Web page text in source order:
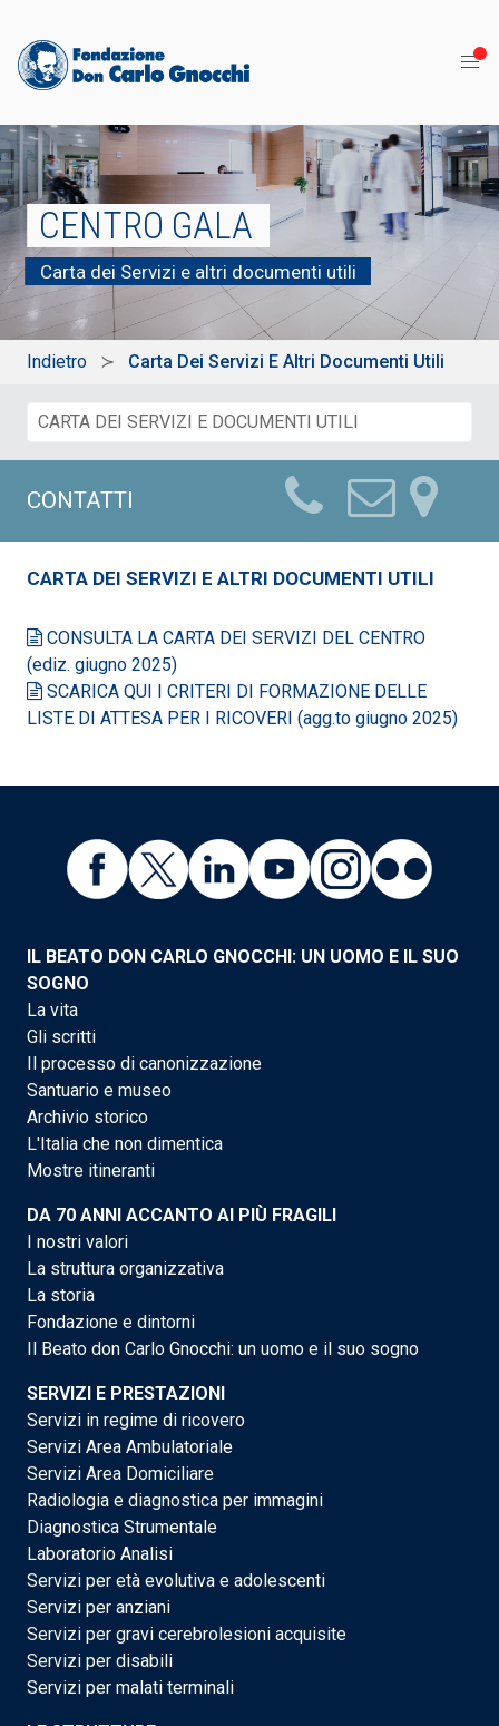
CENTRO GALA
Carta dei Servizi e altri documenti utili
Indietro Carta Dei Servizi E Altri Documenti Utili
CONTATTI
CARTA DEI SERVIZI E ALTRI DOCUMENTI UTILI
CONSULTA LA CARTA DEI SERVIZI DEL CENTRO
(ediz. giugno 2025)
SCARICA QUI I CRITERI DI FORMAZIONE DELLE
LISTE DI ATTESA PER I RICOVERI (agg.to giugno 2025)
IL BEATO DON CARLO GNOCCHI: UN UOMO E IL SUO
SOGNO
La vita
Gli scritti
Il processo di canonizzazione
Santuario e museo
Archivio storico
L'Italia che non dimentica
Mostre itineranti
DA 70 ANNI ACCANTO AI PIÙ FRAGILI
I nostri valori
La struttura organizzativa
La storia
Fondazione e dintorni
Il Beato don Carlo Gnocchi: un uomo e il suo sogno
SERVIZI E PRESTAZIONI
Servizi in regime di ricovero
Servizi Area Ambulatoriale
Servizi Area Domiciliare
Radiologia e diagnostica per immagini
Diagnostica Strumentale
Laboratorio Analisi
Servizi per età evolutiva e adolescenti
Servizi per anziani
Servizi per gravi cerebrolesioni acquisite
Servizi per disabili
Servizi per malati terminali